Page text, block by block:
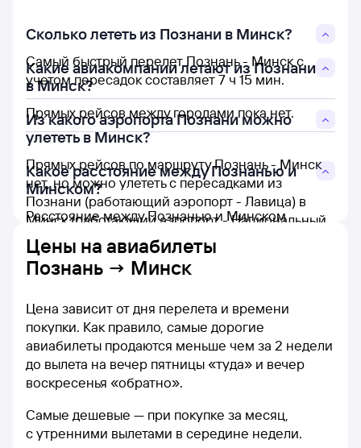
Сколько лететь из Познани в Минск?
Самый быстрый перелет Познань - Минск с
учетом пересадок составляет 7 ч 15 мин.
Какие авиакомпании летают из Познани
в Минск?
Прямых рейсов между городами пока нет.
Из какого аэропорта Познани можно
улететь в Минск?
Прямых рейсов по маршруту Познань - Минск
нет, но можно улететь с пересадками из
Познани (работающий аэропорт - Лавица) в
Минск (работающий аэропорт - Национальный
аэропорт Минск).
Какое расстояние между Познанью и
Минском?
Расстояние между Познанью и Минском
Цены на авиабилеты
Познань → Минск
Цена зависит от дня перелета и времени
покупки. Как правило, самые дорогие
авиабилеты продаются меньше чем за 2 недели
до вылета на вечер пятницы «туда» и вечер
воскресенья «обратно».
Самые дешевые — при покупке за месяц,
с утренними вылетами в середине недели.